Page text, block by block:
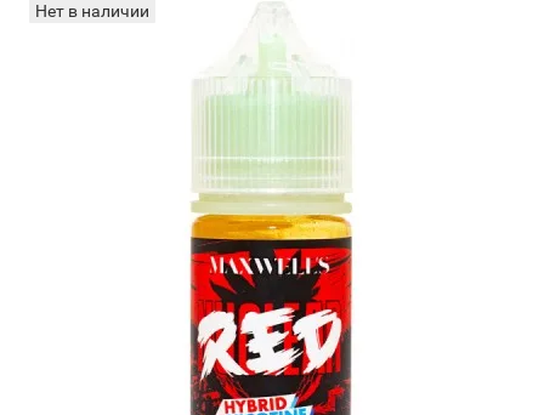
Нет в наличии